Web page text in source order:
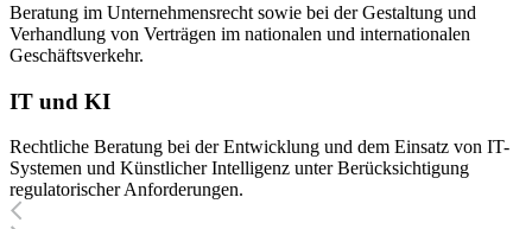
Beratung im Unternehmensrecht sowie bei der Gestaltung und
Verhandlung von Verträgen im nationalen und internationalen
Geschäftsverkehr.
IT und KI
Rechtliche Beratung bei der Entwicklung und dem Einsatz von IT-
Systemen und Künstlicher Intelligenz unter Berücksichtigung
regulatorischer Anforderungen.